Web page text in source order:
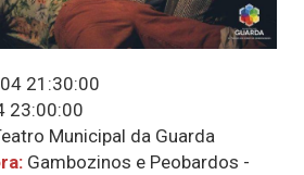
21:30:00
23:00:00
Municipal da Guarda
Gambozinos e Peobardos -